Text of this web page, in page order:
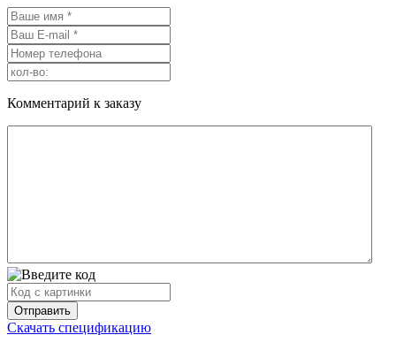
Комментарий к заказу
Скачать спецификацию